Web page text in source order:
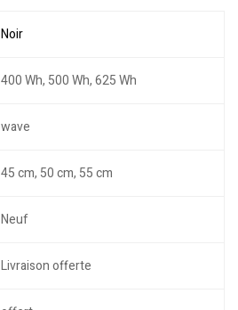
Noir
400 Wh, 500 Wh, 625 Wh
wave
45 cm, 50 cm, 55 cm
Neuf
Livraison offerte